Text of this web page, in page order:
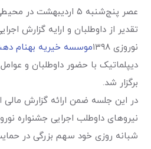
عصر پنج‌شنبه ۵
تقدیر از داوطلبان و ارایه گزارش
نوروزی ۱۳۹۸
موسسه خیریه بهنام
دیپلماتیک با حضور داوطلبان و
برگزار شد.
در این جلسه ضمن ارائه گزارش مالی
شبانه روزی خود سهم بزرگی در حمایت